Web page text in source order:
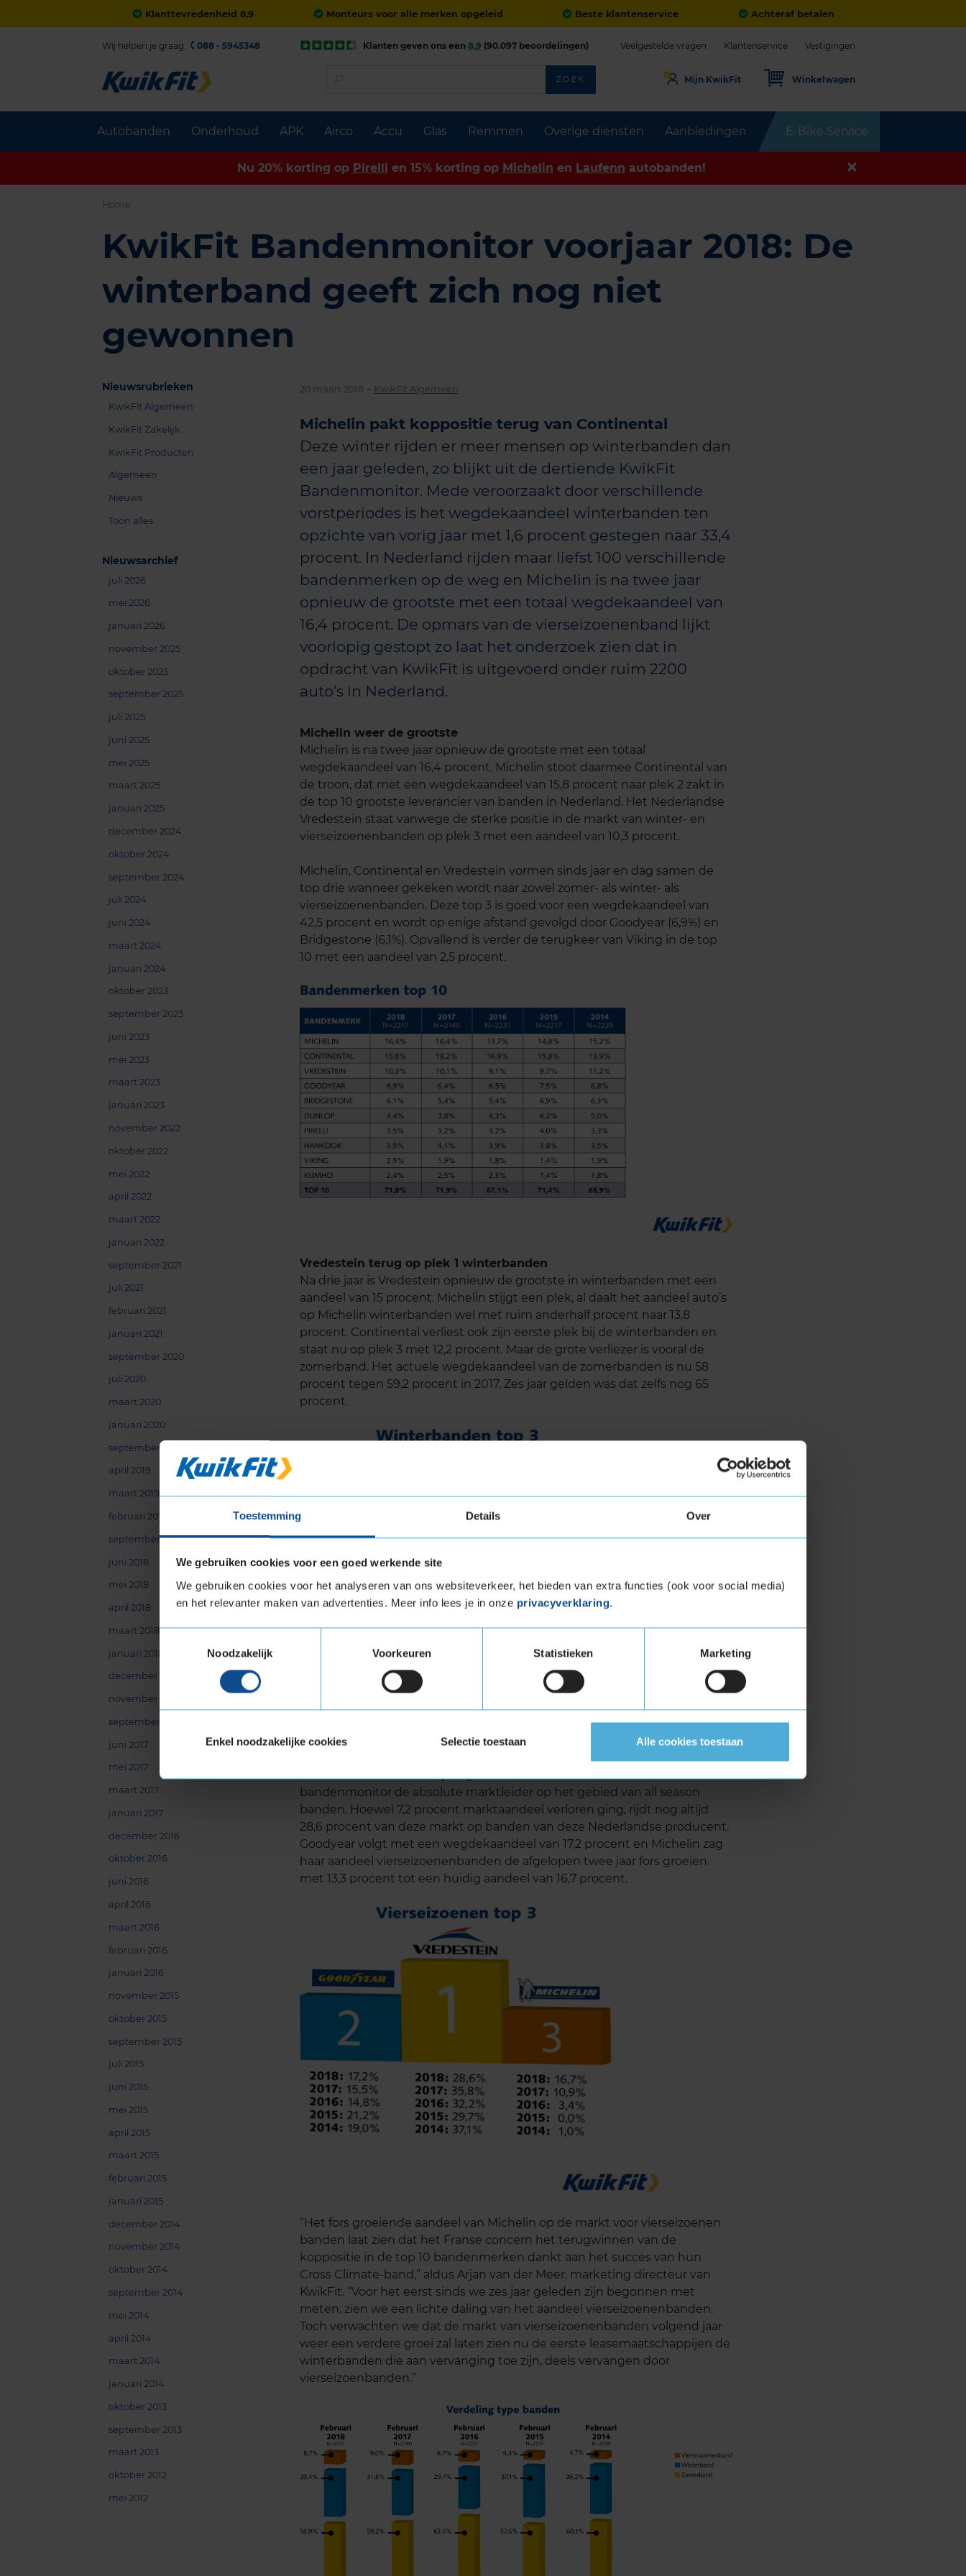
Toestemming Details Over
We gebruiken cookies voor een goed werkende site
We gebruiken cookies voor het analyseren van ons websiteverkeer, het bieden van extra functies (ook voor social media)
en het relevanter maken van advertenties. Meer info lees je in onze privacyverklaring.
Toestemmingsselectie
Noodzakelijk
Voorkeuren Statistieken Marketing
Enkel noodzakelijke cookies Selectie toestaan Alle cookies toestaan
Klanttevredenheid 8,9 Monteurs voor alle merken opgeleid Beste klantenservice Achteraf betalen
Autobanden Onderhoud APK Airco Accu Glas Remmen Overige diensten Aanbiedingen E-Bike Service
Wij helpen je graag. 088 - 5945348 Klanten geven ons een 8,9 (90.097 beoordelingen) Veelgestelde vragen Klantenservice Vestigingen
ZOEK Mijn KwikFit Winkelwagen
Nu 20% korting op Pirelli en 15% korting op Michelin en Laufenn autobanden!
Home
KwikFit Bandenmonitor voorjaar 2018: De
winterband geeft zich nog niet
gewonnen
Nieuwsrubrieken
KwikFit Algemeen
KwikFit Zakelijk
KwikFit Producten
Algemeen
Nieuws
Toon alles
Nieuwsarchief
juli 2026
mei 2026
januari 2026
november 2025
oktober 2025
september 2025
juli 2025
juni 2025
mei 2025
maart 2025
januari 2025
december 2024
oktober 2024
september 2024
juli 2024
juni 2024
maart 2024
januari 2024
oktober 2023
september 2023
juni 2023
mei 2023
maart 2023
januari 2023
november 2022
oktober 2022
mei 2022
april 2022
maart 2022
januari 2022
september 2021
juli 2021
februari 2021
januari 2021
september 2020
juli 2020
maart 2020
januari 2020
september 2019
april 2019
maart 2019
februari 2019
september 2018
juni 2018
mei 2018
april 2018
maart 2018
januari 2018
december 2017
november 2017
september 2017
juni 2017
mei 2017
maart 2017
januari 2017
december 2016
oktober 2016
juni 2016
april 2016
maart 2016
februari 2016
januari 2016
november 2015
oktober 2015
september 2015
juli 2015
juni 2015
mei 2015
april 2015
maart 2015
februari 2015
januari 2015
december 2014
november 2014
oktober 2014
september 2014
mei 2014
april 2014
maart 2014
januari 2014
oktober 2013
september 2013
maart 2013
oktober 2012
mei 2012
20 maart 2018 - KwikFit Algemeen
Michelin pakt koppositie terug van Continental
Deze winter rijden er meer mensen op winterbanden dan
een jaar geleden, zo blijkt uit de dertiende KwikFit
Bandenmonitor. Mede veroorzaakt door verschillende
vorstperiodes is het wegdekaandeel winterbanden ten
opzichte van vorig jaar met 1,6 procent gestegen naar 33,4
procent. In Nederland rijden maar liefst 100 verschillende
bandenmerken op de weg en Michelin is na twee jaar
opnieuw de grootste met een totaal wegdekaandeel van
16,4 procent. De opmars van de vierseizoenenband lijkt
voorlopig gestopt zo laat het onderzoek zien dat in
opdracht van KwikFit is uitgevoerd onder ruim 2200
auto’s in Nederland.
Michelin weer de grootste
Michelin is na twee jaar opnieuw de grootste met een totaal
wegdekaandeel van 16,4 procent. Michelin stoot daarmee Continental van
de troon, dat met een wegdekaandeel van 15,8 procent naar plek 2 zakt in
de top 10 grootste leverancier van banden in Nederland. Het Nederlandse
Vredestein staat vanwege de sterke positie in de markt van winter- en
vierseizoenenbanden op plek 3 met een aandeel van 10,3 procent.
Michelin, Continental en Vredestein vormen sinds jaar en dag samen de
top drie wanneer gekeken wordt naar zowel zomer- als winter- als
vierseizoenenbanden. Deze top 3 is goed voor een wegdekaandeel van
42,5 procent en wordt op enige afstand gevolgd door Goodyear (6,9%) en
Bridgestone (6,1%). Opvallend is verder de terugkeer van Viking in de top
10 met een aandeel van 2,5 procent.
Vredestein terug op plek 1 winterbanden
Na drie jaar is Vredestein opnieuw de grootste in winterbanden met een
aandeel van 15 procent. Michelin stijgt een plek, al daalt het aandeel auto’s
op Michelin winterbanden wel met ruim anderhalf procent naar 13,8
procent. Continental verliest ook zijn eerste plek bij de winterbanden en
staat nu op plek 3 met 12,2 procent. Maar de grote verliezer is vooral de
zomerband. Het actuele wegdekaandeel van de zomerbanden is nu 58
procent tegen 59,2 procent in 2017. Zes jaar gelden was dat zelfs nog 65
procent.
Markt vierseizoenenbanden groeit niet verder
Van de Nederlandse auto’s rijdt 8,7 procent op vierseizoenenbanden, dat is
net iets minder dan een jaar geleden. Vredestein is al sinds de eerste
bandenmonitor de absolute marktleider op het gebied van all season
banden. Hoewel 7,2 procent marktaandeel verloren ging, rijdt nog altijd
28,6 procent van deze markt op banden van deze Nederlandse producent.
Goodyear volgt met een wegdekaandeel van 17,2 procent en Michelin zag
haar aandeel vierseizoenenbanden de afgelopen twee jaar fors groeien
met 13,3 procent tot een huidig aandeel van 16,7 procent.
“Het fors groeiende aandeel van Michelin op de markt voor vierseizoenen
banden laat zien dat het Franse concern het terugwinnen van de
koppositie in de top 10 bandenmerken dankt aan het succes van hun
Cross Climate-band,” aldus Arjan van der Meer, marketing directeur van
KwikFit. “Voor het eerst sinds we zes jaar geleden zijn begonnen met
meten, zien we een lichte daling van het aandeel vierseizoenenbanden.
Toch verwachten we dat de markt van vierseizoenenbanden volgend jaar
weer een verdere groei zal laten zien nu de eerste leasemaatschappijen de
winterbanden die aan vervanging toe zijn, deels vervangen door
vierseizoenbanden.”